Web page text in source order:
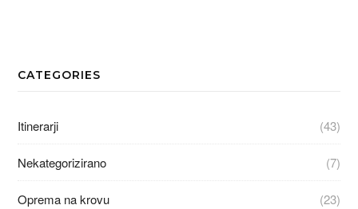
CATEGORIES
Itinerarji (43)
Nekategorizirano (7)
Oprema na krovu (23)